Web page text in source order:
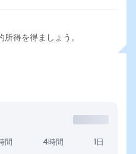
得を得ましょう。
間 4時間 1日